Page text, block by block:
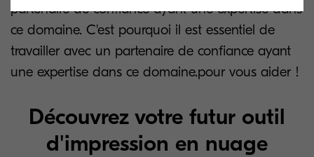
partenaire de confiance ayant une expertise dans
ce domaine. C'est pourquoi il est essentiel de
travailler avec un partenaire de confiance ayant
une expertise dans ce domaine.pour vous aider !
Découvrez votre futur outil
d'impression en nuage